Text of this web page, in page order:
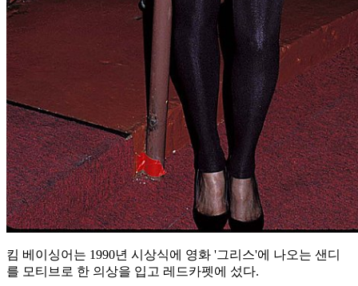
킴 베이싱어는 1990년 시상식에 영화 '그리스'에 나오는 샌디
를 모티브로 한 의상을 입고 레드카펫에 섰다.